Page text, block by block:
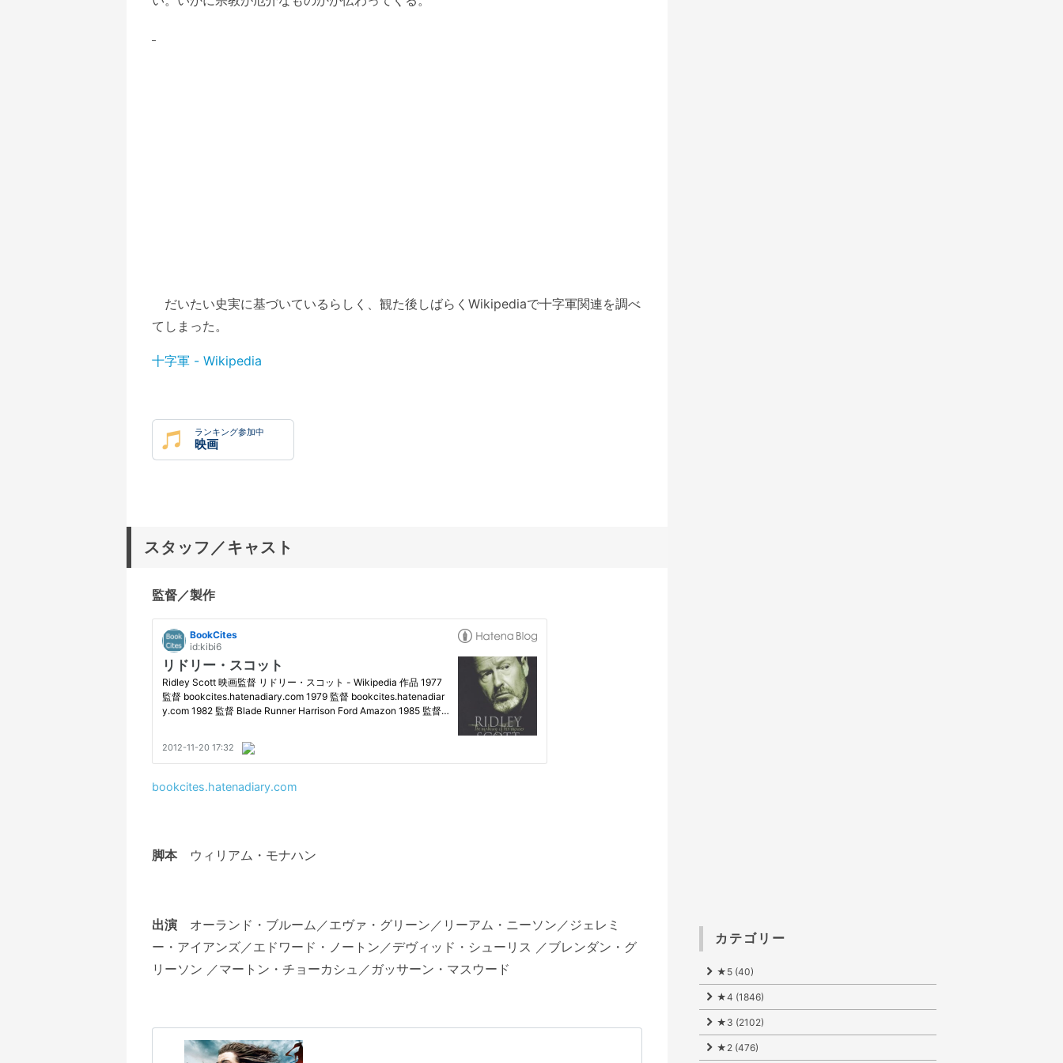
だいたい史実に基づいているらしく、観た後しばらくWikipediaで十字軍関連を調べ
てしまった。
十字軍 - Wikipedia
ランキング参加中
映画
スタッフ／キャスト
監督／製作
bookcites.hatenadiary.com
脚本ウィリアム・モナハン
出演 オーランド・ブルーム／エヴァ・グリーン／リーアム・ニーソン／ジェレミ
ー・アイアンズ／エドワード・ノートン／デヴィッド・シューリス ／ブレンダン・グ
リーソン ／マートン・チョーカシュ／ガッサーン・マスウード
カテゴリー
★5 (40)
★4 (1846)
★3 (2102)
★2 (476)